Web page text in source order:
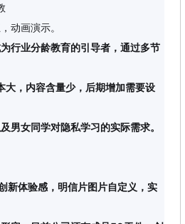
动画演示。
行业分龄教育的引导者，通过多节
大，内容含量少，后期增加需要设
男女同学对隐私学习的实际需求。
新体验感，明信片图片自定义，实